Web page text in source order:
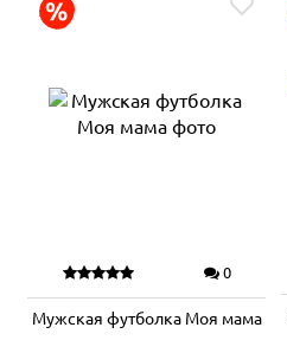
0
Мужская футболка Моя мама